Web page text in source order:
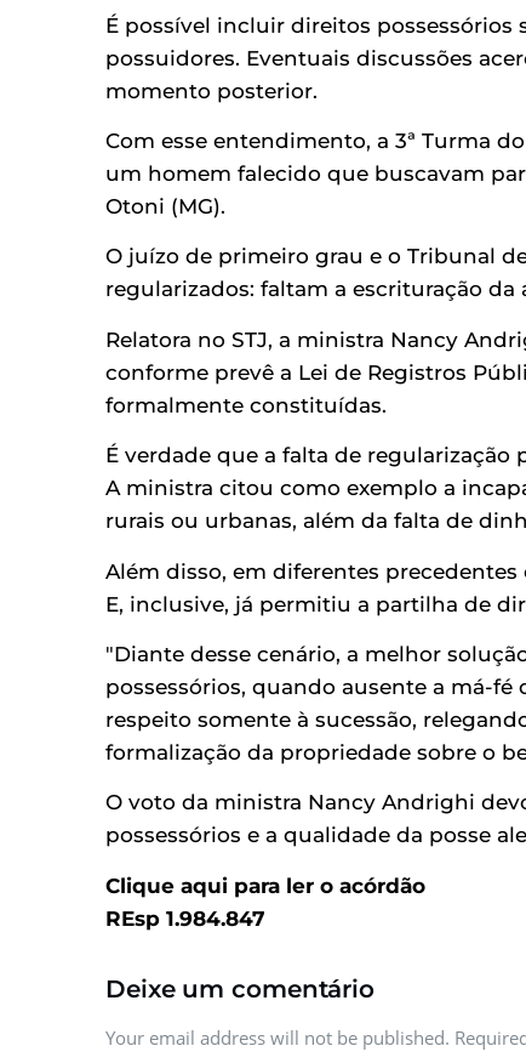
É possível incluir direitos
possuidores. Eventuais discussões
momento posterior.
Com esse entendimento, a 3ª Turma
um homem falecido que buscavam
Otoni (MG).
O juízo de primeiro grau e o Tribunal
regularizados: faltam a escrituração
Relatora no STJ, a ministra Nancy
conforme prevê a Lei de Registros
formalmente constituídas.
É verdade que a falta de
A ministra citou como exemplo a
rurais ou urbanas, além da falta de
Além disso, em diferentes
E, inclusive, já permitiu a partilha de
"Diante desse cenário, a melhor
possessórios, quando ausente a má-
respeito somente à sucessão,
formalização da propriedade sobre o
O voto da ministra Nancy Andrighi
possessórios e a qualidade da posse
Clique aqui para ler o acórdão
REsp 1.984.847
Deixe um comentário
Your email address will not be published.